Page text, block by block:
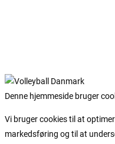
Denne hjemmeside bruger
Vi bruger cookies til at
markedsføring og til at